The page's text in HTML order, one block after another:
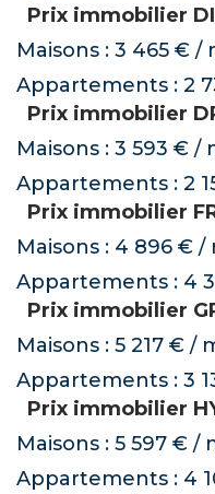
Prix immobilier
Maisons : 3 465 € /
Appartements : 2
Prix immobilier
Maisons : 3 593 € /
Appartements : 2
Prix immobilier
Maisons : 4 896 € /
Appartements : 4
Prix immobilier
Maisons : 5 217 € /
Appartements : 3
Prix immobilier
Maisons : 5 597 € /
Appartements : 4